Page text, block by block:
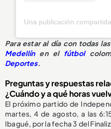
Para estar al día con todas
Medellínen el fútbol
Deportes.
Preguntas y respuestas
¿Cuándo y a qué horas
El próximo partido de
martes, 4 de agosto, a las
Ibagué, por la fecha 3 del